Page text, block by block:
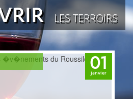
LES TERROIRS
Agenda